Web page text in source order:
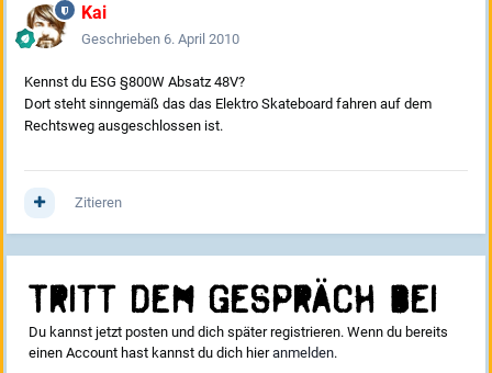
Kai
Geschrieben 6. April 2010
Kennst du ESG §800W Absatz 48V?
Dort steht sinngemäß das das Elektro Skateboard fahren auf dem
Rechtsweg ausgeschlossen ist.
Zitieren
Tritt dem Gespräch bei
Du kannst jetzt posten und dich später registrieren. Wenn du bereits
einen Account hast kannst du dich hieranmelden.